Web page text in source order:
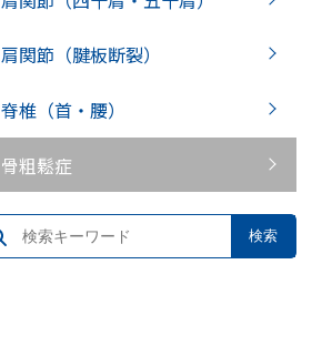
肩関節（腱板断裂）
脊椎（首・腰）
骨粗鬆症